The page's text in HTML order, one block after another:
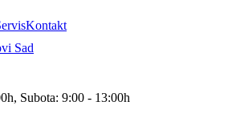
Kontakt
Sad
Subota: 9:00 - 13:00h